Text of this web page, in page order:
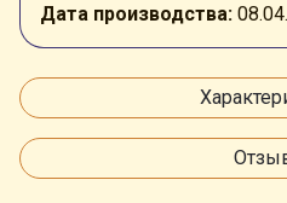
Дата производства: